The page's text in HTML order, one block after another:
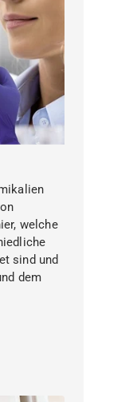
welche
sind und
dem